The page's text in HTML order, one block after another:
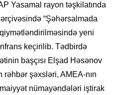
Yasamal rayon təşkilatında
“Şəhərsalmada
yeni
keçirilib. Tədbirdə
başçısı Elşad Həsənov
rəhbər şəxsləri, AMEA-nın
nümayəndələri iştirak